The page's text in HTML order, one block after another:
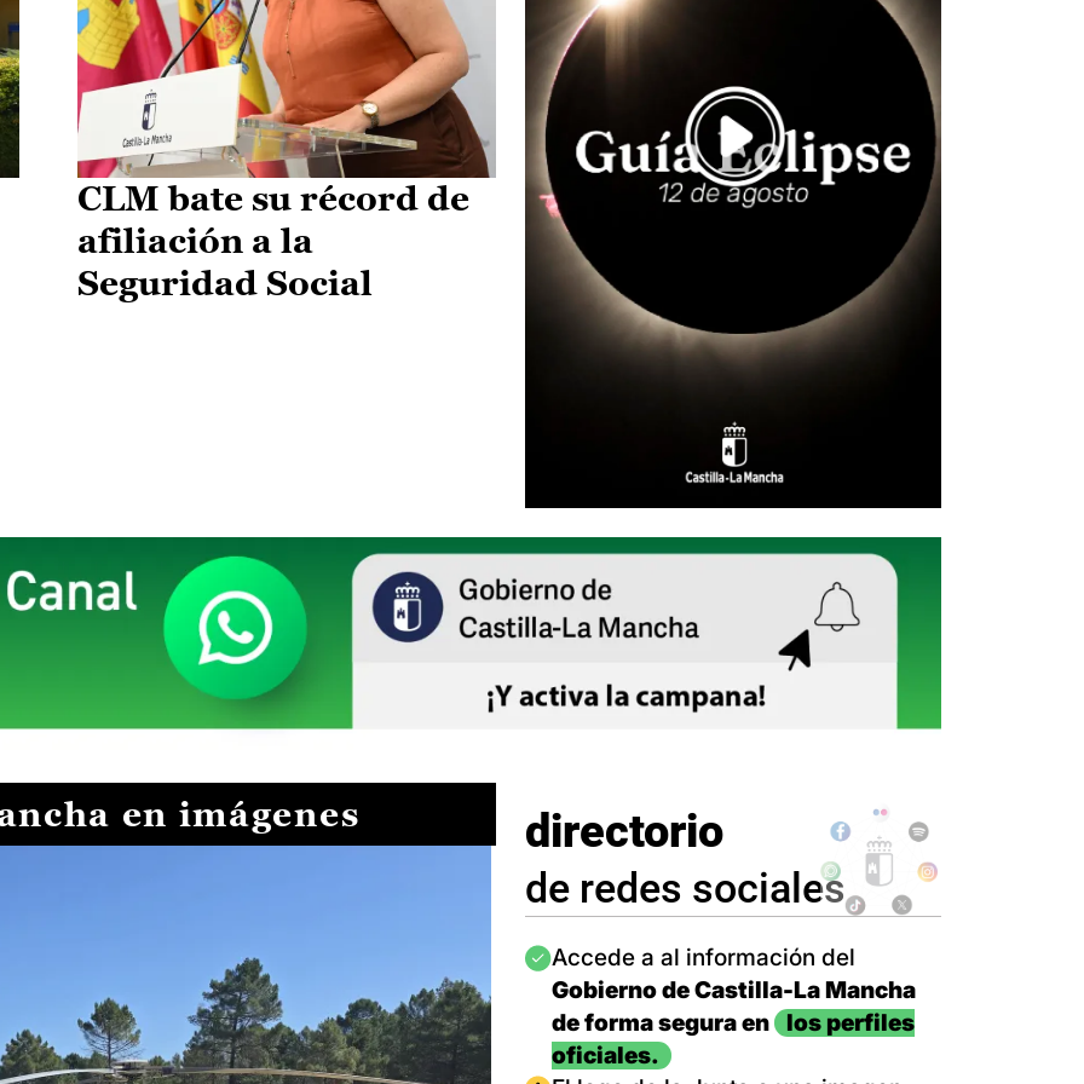
CLM bate su récord de
afiliación a la
Seguridad Social
en imágenes directorio
de redes sociales
Imagen
Accede a al información del
Gobierno de Castilla-La Mancha
de forma segura en
los perfiles
oficiales.